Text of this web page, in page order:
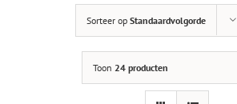
Sorteer op Standaardvolgorde
Toon 24 producten